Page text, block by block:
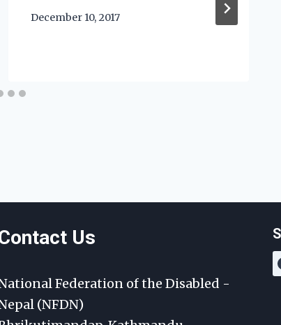
December 10, 2017
Us
Federation of the Disabled -
(NFDN)